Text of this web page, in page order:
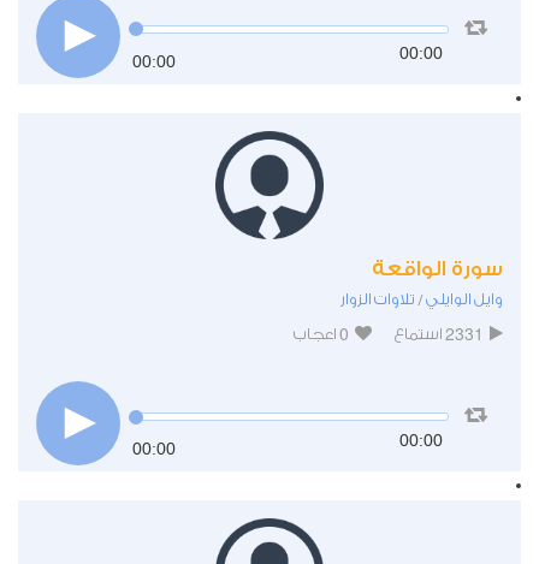
00:00 00:00
سورة الواقعة
وايل الوايلي/ تلاوات الزوار
2331 استماع 0 اعجاب
00:00 00:00